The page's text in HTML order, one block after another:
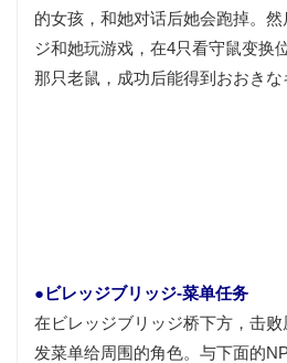
的女孩，和她对话后她会跑掉。
ジ和她玩游戏，在4只看守鼠变换
那只老鼠，成功后能得到おおきな
●ビレッジブリッジ-菜单任务
在ビレッジブリッジ桥下方，击
发菜单给周围的角色。与下面的